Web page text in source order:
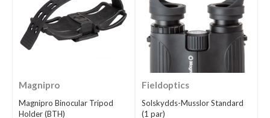
Magnipro
Magnipro Binocular Tripod
Holder (BTH)
Fieldoptics
Solskydds-Musslor Standard
(1 par)